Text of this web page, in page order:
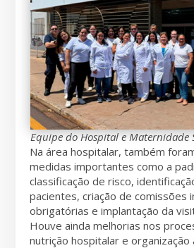
Equipe do Hospital e Maternidade
Na área hospitalar, também
medidas importantes como a
classificação de risco,
pacientes, criação de comissões
obrigatórias e implantação da
Houve ainda melhorias nos
nutrição hospitalar e organização